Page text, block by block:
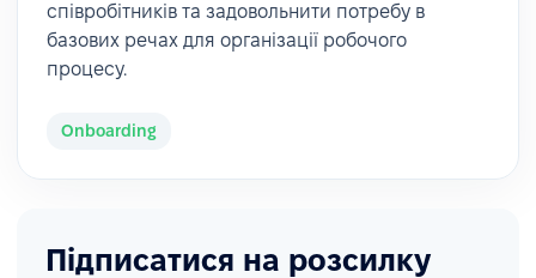
співробітників та задовольнити потребу в
базових речах для організації робочого
процесу.
Onboarding
Підписатися на розсилку